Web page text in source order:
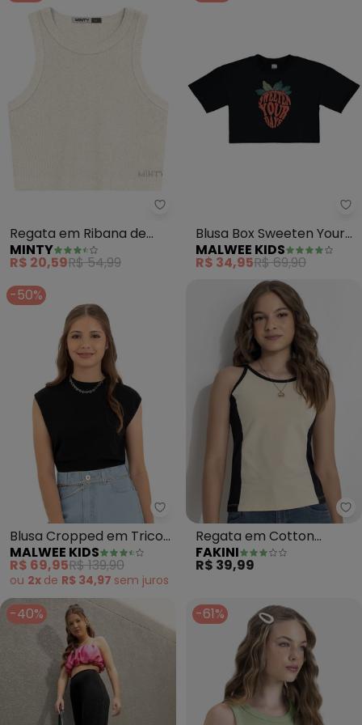
Minty - Regata em Ribana de
Regata em Ribana de
Melange (Bege)
MINTY
R$ 20,59R$ 54,99
Blusa Box Sweeten Your
Days Teen (Preto)
MALWEE KIDS
R$ 34,95R$ 69,90
-50%
Malwee Kids - Blusa Cropped
Blusa Cropped em Tricot
Teen (Preto)
MALWEE KIDS
R$ 69,95R$ 139,90
ou 2x de R$ 34,97 sem juros
Regata em Cotton
(Bege)
FAKINI
R$ 39,99
-40% -61%